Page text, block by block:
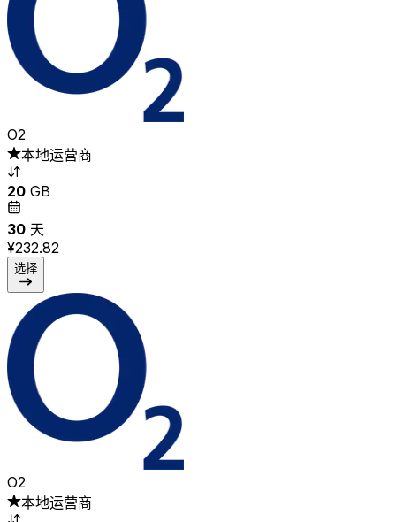
O2
本地运营商
20 GB
30 天
¥232.82
选择
O2
本地运营商